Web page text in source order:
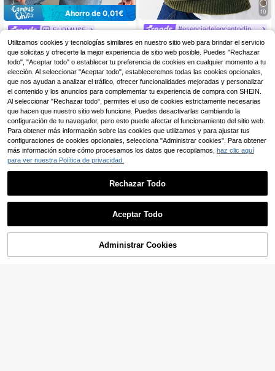
Ahorro de 0,01€
EURMUSE
Almacén UE EURMUSE Suéter casua
l de mujer de hilo cepillado de tacto
suave color beige, para mujeres de
talla pequeña
25 Left
12 ,24€ 12,25€
10
#esenciadelencantodiplomático
Almacén UE Lumivelle Suéter casual
de mujer de color verde sólido, cuell
o alto, hombros caídos y manga larg
a, otoño
18,39€
AÑADIR A LA BOLSA
Utilizamos cookies y tecnologías similares en nuestro sitio web para brindar el servicio
que solicitas y ofrecerte la mejor experiencia de sitio web posible. Puedes "Rechazar
todo", "Aceptar todo" o establecer tu preferencia de cookies en cualquier momento a tu
elección. Al seleccionar "Aceptar todo", estableceremos todas las cookies opcionales,
que nos ayudan a analizar el tráfico, ofrecer funcionalidades mejoradas y personalizar
el contenido y los anuncios para complementar tu experiencia de compra con SHEIN.
Al seleccionar "Rechazar todo", permites el uso de cookies estrictamente necesarias
que hacen que nuestro sitio web funcione. Puedes desactivarlas cambiando la
configuración de tu navegador, pero esto puede afectar el funcionamiento del sitio web.
Para obtener más información sobre las cookies que utilizamos y para ajustar tus
configuraciones de cookies opcionales, selecciona "Administrar cookies". Para obtener
más información sobre cómo procesamos los datos que recopilamos, haz clic aquí
para ver nuestra Política de privacidad.
Rechazar Todo
Aceptar Todo
Administrar Cookies